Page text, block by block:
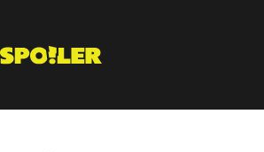
contenido